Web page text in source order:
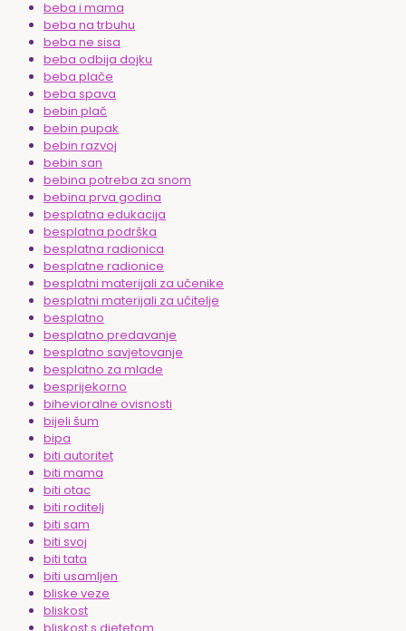
beba i mama
beba na trbuhu
beba ne sisa
beba odbija dojku
beba plače
beba spava
bebin plač
bebin pupak
bebin razvoj
bebin san
bebina potreba za snom
bebina prva godina
besplatna edukacija
besplatna podrška
besplatna radionica
besplatne radionice
besplatni materijali za učenike
besplatni materijali za učitelje
besplatno
besplatno predavanje
besplatno savjetovanje
besplatno za mlade
besprijekorno
bihevioralne ovisnosti
bijeli šum
bipa
biti autoritet
biti mama
biti otac
biti roditelj
biti sam
biti svoj
biti tata
biti usamljen
bliske veze
bliskost